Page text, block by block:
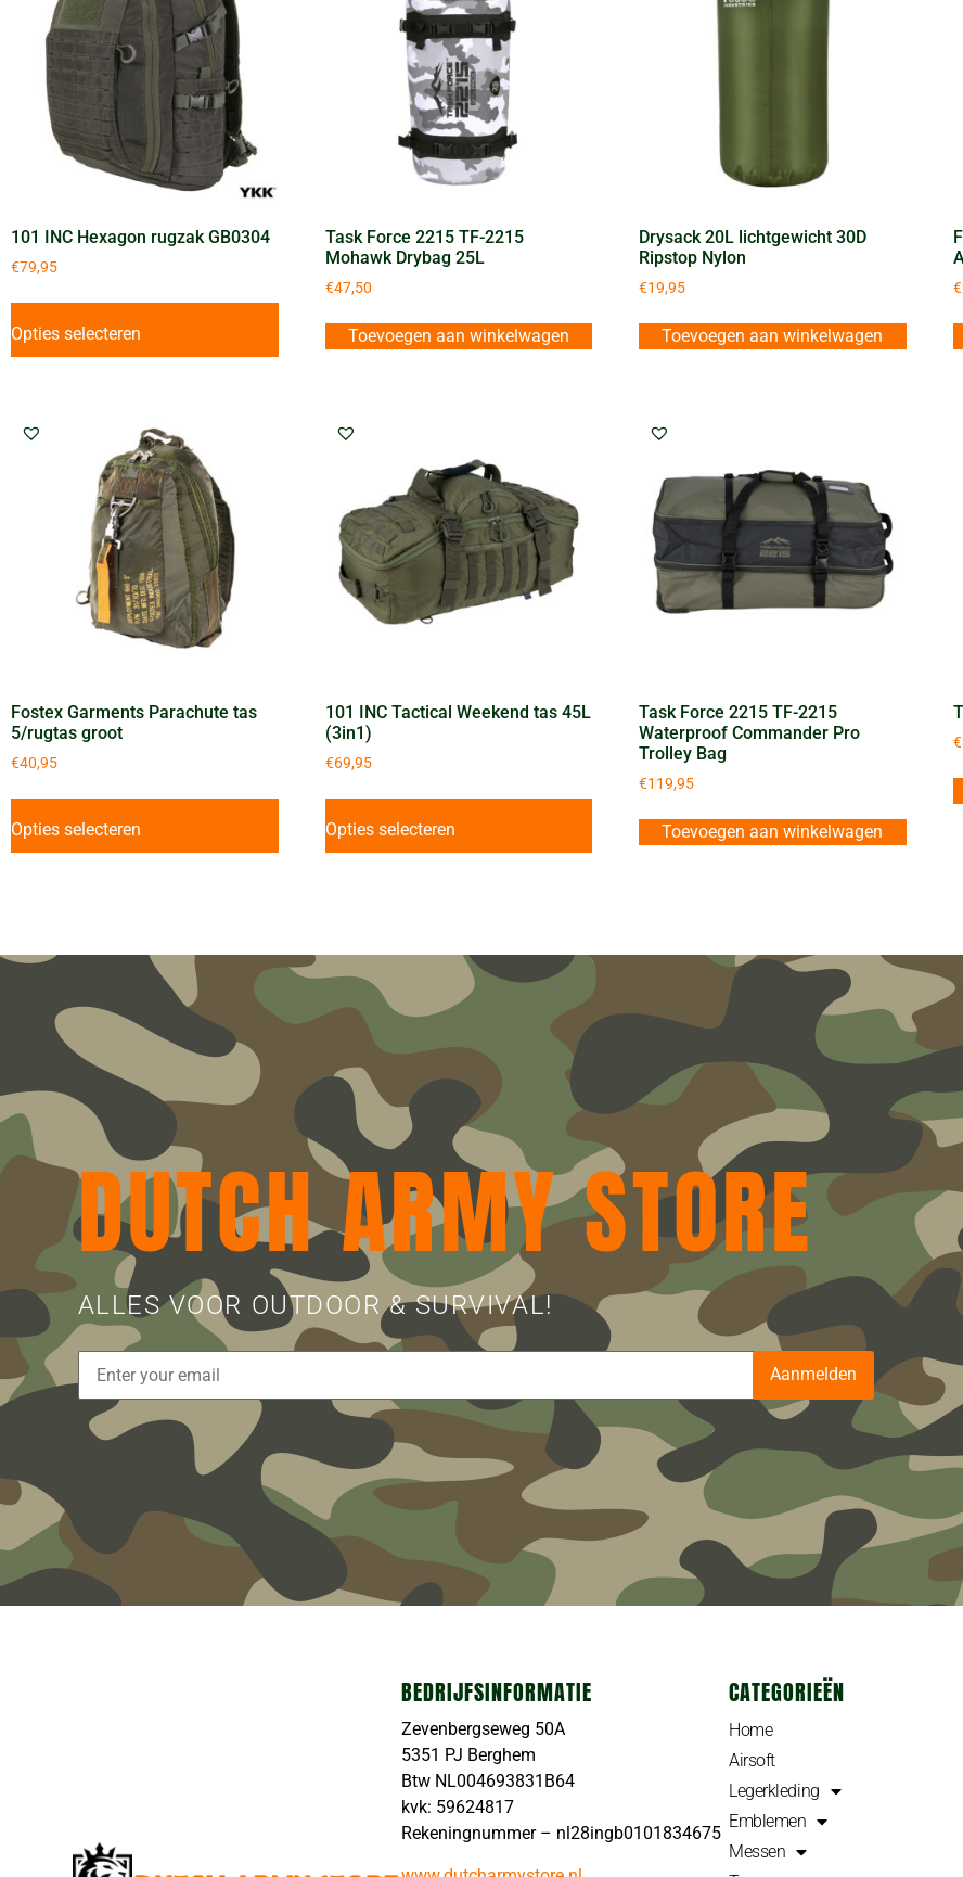
101 INC Hexagon rugzak GB0304
€79,95
Opties selecteren
Task Force 2215 TF-2215
Mohawk Drybag 25L
€47,50
Toevoegen aan winkelwagen
Drysack 20L lichtgewicht 30D
Ripstop Nylon
€19,95
Toevoegen aan winkelwagen
€
Fostex Garments Parachute tas
5/rugtas groot
€40,95
Opties selecteren
101 INC Tactical Weekend tas 45L
(3in1)
€69,95
Opties selecteren
Task Force 2215 TF-2215
Waterproof Commander Pro
Trolley Bag
€119,95
Toevoegen aan winkelwagen
€
DUTCH ARMY STORE
ALLES VOOR OUTDOOR & SURVIVAL!
Aanmelden
BEDRIJFSINFORMATIE
Zevenbergseweg 50A
5351 PJ Berghem
Btw NL004693831B64
kvk: 59624817
Rekeningnummer – nl28ingb0101834675
CATEGORIEËN
Home
Airsoft
Legerkleding
Emblemen
Messen